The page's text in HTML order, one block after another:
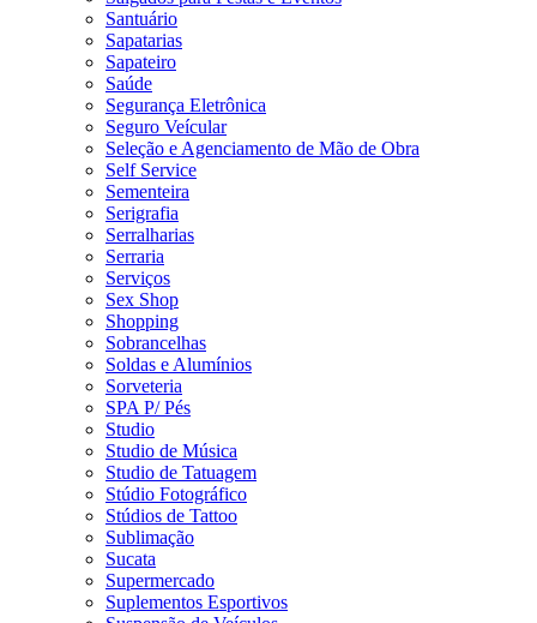
Santuário
Sapatarias
Sapateiro
Saúde
Segurança Eletrônica
Seguro Veícular
Seleção e Agenciamento de Mão de Obra
Self Service
Sementeira
Serigrafia
Serralharias
Serraria
Serviços
Sex Shop
Shopping
Sobrancelhas
Soldas e Alumínios
Sorveteria
SPA P/ Pés
Studio
Studio de Música
Studio de Tatuagem
Stúdio Fotográfico
Stúdios de Tattoo
Sublimação
Sucata
Supermercado
Suplementos Esportivos